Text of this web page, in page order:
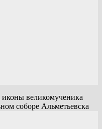
иконы великомученика
соборе Альметьевска